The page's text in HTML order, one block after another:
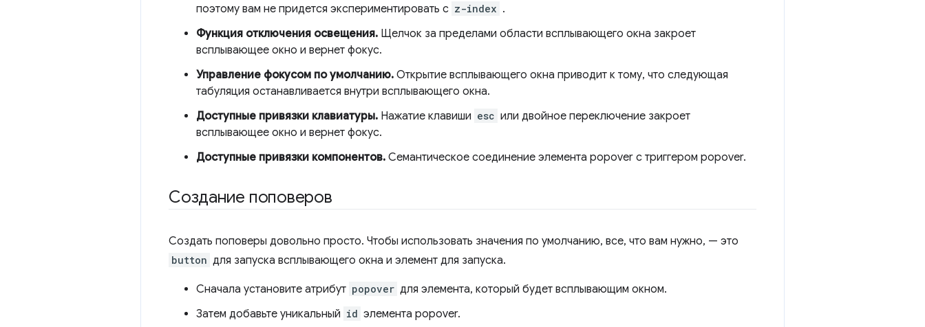
поэтому вам не придется экспериментировать с z-index .
Функция отключения освещения. Щелчок за пределами области всплывающего окна закроет
всплывающее окно и вернет фокус.
Управление фокусом по умолчанию. Открытие всплывающего окна приводит к тому, что следующая
табуляция останавливается внутри всплывающего окна.
Доступные привязки клавиатуры. Нажатие клавиши esc или двойное переключение закроет
всплывающее окно и вернет фокус.
Доступные привязки компонентов. Семантическое соединение элемента popover с триггером popover.
Создание поповеров
Создать поповеры довольно просто. Чтобы использовать значения по умолчанию, все, что вам нужно, — это
button для запуска всплывающего окна и элемент для запуска.
Сначала установите атрибут popover для элемента, который будет всплывающим окном.
Затем добавьте уникальный id элемента popover.